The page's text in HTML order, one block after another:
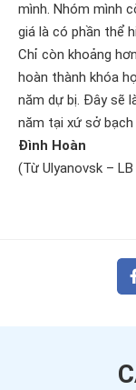
mình. Nhóm mình
giá là có phần thể
Chỉ còn khoảng
hoàn thành khóa
năm dự bị. Đây sẽ
năm tại xứ sở
Đình Hoàn
(Từ Ulyanovsk – LB